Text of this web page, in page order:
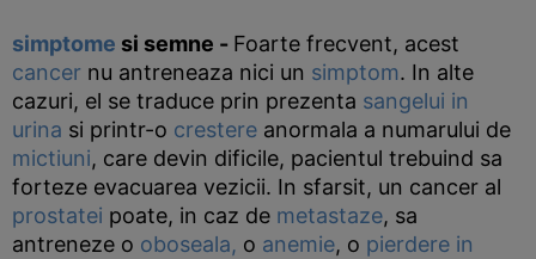
simptome si semne - Foarte frecvent, acest
cancer nu antreneaza nici un simptom. In alte
cazuri, el se traduce prin prezenta sangelui in
urina si printr-o crestere anormala a numarului de
mictiuni, care devin dificile, pacientul trebuind sa
forteze evacuarea vezicii. In sfarsit, un cancer al
prostatei poate, in caz de metastaze, sa
antreneze o oboseala, o anemie, o pierdere in